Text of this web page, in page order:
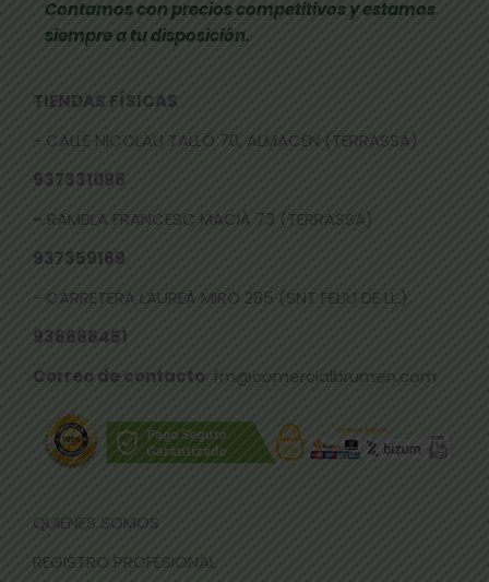
Contamos con precios competitivos y estamos
siempre a tu disposición.
TIENDAS FÍSICAS
- CALLE NICOLAU TALLÓ 70, ALMACÉN (TERRASSA)
937331096
- RAMBLA FRANCESC MACIÀ 73 (TERRASSA)
937359169
- CARRETERA LAUREÀ MIRÓ 285 (SNT FELIU DE LL.)
936666451
Correo de contacto: fm@comercialbrumen.com
QUIÉNES SOMOS
REGISTRO PROFESIONAL